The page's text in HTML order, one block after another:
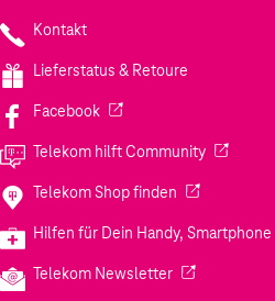
Kontakt
Lieferstatus & Retoure
Facebook(Wird in einem neuen Tab
Telekom hilft Community(Wird in
Telekom Shop finden (Wird in
Hilfen für Dein Handy,
Telekom Newsletter(Wird in einem